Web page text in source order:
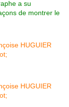
a su
de montrer le